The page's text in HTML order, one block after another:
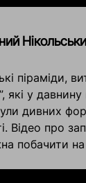
піраміди,
які у
дивних
Відео про
побачити на